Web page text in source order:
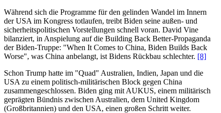
Während sich die Programme für den gelinden Wandel im Innern
der USA im Kongress totlaufen, treibt Biden seine außen- und
sicherheitspolitischen Vorstellungen schnell voran. David Vine
bilanziert, in Anspielung auf die Building Back Better-Propaganda
der Biden-Truppe: "When It Comes to China, Biden Builds Back
Worse", was China anbelangt, ist Bidens Rückbau schlechter. [8]
Schon Trump hatte im "Quad" Australien, Indien, Japan und die
USA zu einem politisch-militärischen Block gegen China
zusammengeschlossen. Biden ging mit AUKUS, einem militärisch
geprägten Bündnis zwischen Australien, dem United Kingdom
(Großbritannien) und den USA, einen großen Schritt weiter.